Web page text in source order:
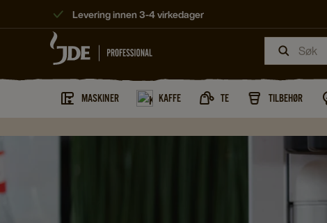
Levering innen 3-4 virkedager
MASKINER KAFFE TE TILBEHØR